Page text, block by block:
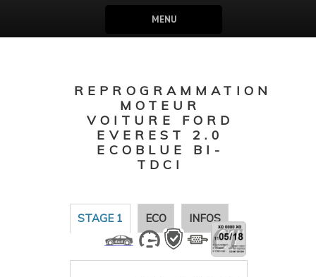
MENU
REPROGRAMMATION
MOTEUR
VOITURE FORD
EVEREST 2.0
ECOBLUE BI-
TDCI
STAGE 1 ECO INFOS